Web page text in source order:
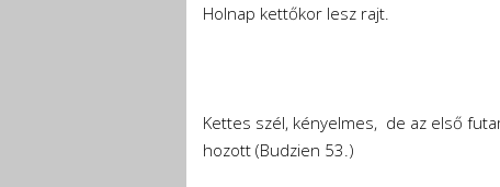
Holnap kettőkor lesz rajt.
Kettes szél, kényelmes, de az első
hozott (Budzien 53.)